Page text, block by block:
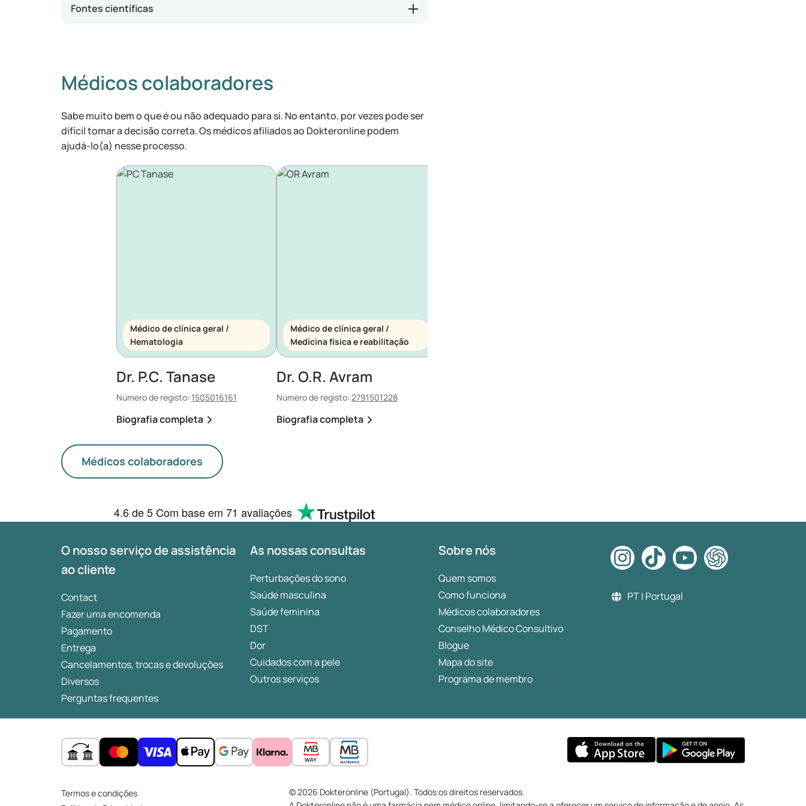
Fontes científicas
Médicos colaboradores
Sabe muito bem o que é ou não adequado para si. No entanto, por vezes pode ser
difícil tomar a decisão correta. Os médicos afiliados ao Dokteronline podem
ajudá-lo(a) nesse processo.
Médico de clínica geral /
Hematologia
Dr. P.C. Tanase
Número de registo: 1505016161
Biografia completa
Médico de clínica geral /
Medicina física e reabilitação
Dr. O.R. Avram
Número de registo: 2791501228
Biografia completa
Médicos colaboradores
4.6de 5 Com base em 71 avaliações
O nosso serviço de assistência
ao cliente
Contact
Fazer uma encomenda
Pagamento
Entrega
Cancelamentos, trocas e devoluções
Diversos
Perguntas frequentes
As nossas consultas
Perturbações do sono
Saúde masculina
Saúde feminina
DST
Dor
Cuidados com a pele
Outros serviços
Sobre nós
Quem somos
Como funciona
Médicos colaboradores
Conselho Médico Consultivo
Blogue
Mapa do site
Programa de membro
PT | Portugal
Termos e condições
© 2026 Dokteronline (Portugal). Todos os direitos reservados.